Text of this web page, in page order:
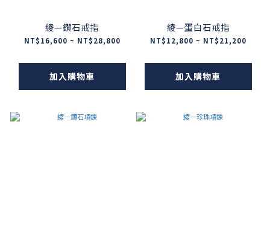
綾—鑽石戒指
NT$16,600 ~ NT$28,800
加入購物車
綾—蛋白石戒指
NT$12,800 ~ NT$21,200
加入購物車